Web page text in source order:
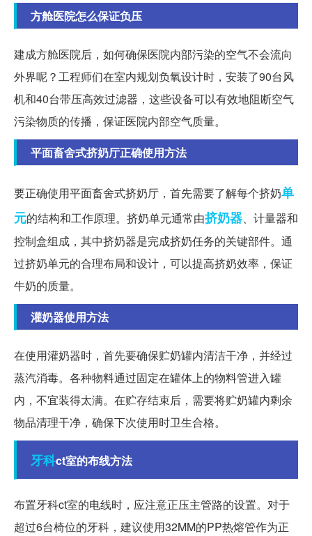
方舱医院怎么保证负压
建成方舱医院后，如何确保医院内部污染的空气不会流向
外界呢？工程师们在室内规划负氧设计时，安装了90台风
机和40台带压高效过滤器，这些设备可以有效地阻断空气
污染物质的传播，保证医院内部空气质量。
平面畜舍式挤奶厅正确使用方法
要正确使用平面畜舍式挤奶厅，首先需要了解每个挤奶单
元的结构和工作原理。挤奶单元通常由挤奶器、计量器和
控制盒组成，其中挤奶器是完成挤奶任务的关键部件。通
过挤奶单元的合理布局和设计，可以提高挤奶效率，保证
牛奶的质量。
灌奶器使用方法
在使用灌奶器时，首先要确保贮奶罐内清洁干净，并经过
蒸汽消毒。各种物料通过固定在罐体上的物料管进入罐
内，不宜装得太满。在贮存结束后，需要将贮奶罐内剩余
物品清理干净，确保下次使用时卫生合格。
牙科ct室的布线方法
布置牙科ct室的电线时，应注意正压主管路的设置。对于
超过6台椅位的牙科，建议使用32MM的PP热熔管作为正